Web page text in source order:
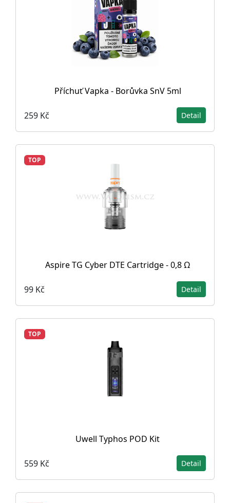
Příchuť Vapka - Borůvka SnV 5ml
259 Kč Detail
TOP
Aspire TG Cyber DTE Cartridge - 0,8 Ω
99 Kč Detail
TOP
Uwell Typhos POD Kit
559 Kč Detail